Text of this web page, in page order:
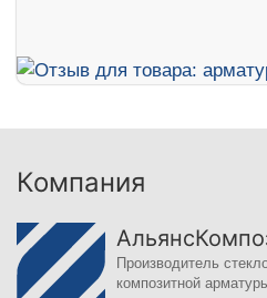
Компания
Производитель
композитной